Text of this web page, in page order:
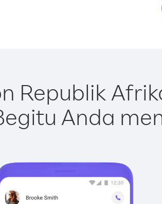
Republik
Anda